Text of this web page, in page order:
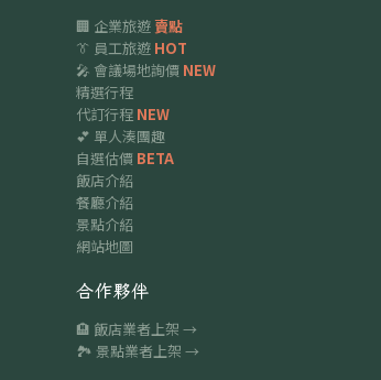
🏢 企業旅遊賣點
👔 員工旅遊 HOT
🎤 會議場地詢價 NEW
精選行程
代訂行程 NEW
💕 單人湊團趣
自選估價 BETA
飯店介紹
餐廳介紹
景點介紹
網站地圖
合作夥伴
🏨 飯店業者上架 →
🏞 景點業者上架 →